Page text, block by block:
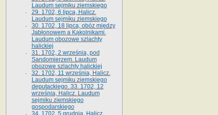
Laudum sejmiku ziemskiego
29. 1702, 6 lipca, Halicz.
Laudum sejmiku ziemskiego
30. 1702, 18 lipca, obóz między
Jabłonowem a Kąkolnikami.
Laudum obozowe szlachty
halickiej
31. 1702, 2 września, pod
Sandomierzem. Laudum
obozowe szlachty halickiej
32. 1702, 11 września, Halicz.
Laudum sejmiku ziemskiego
deputackiego. 33. 1702, 12
września, Halicz. Laudum
sejmiku ziemskiego
gospodarskiego
34. 1702, 5 grudnia, Halicz.